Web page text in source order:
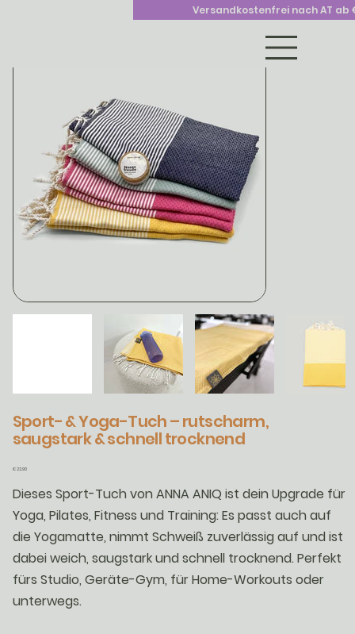
Versandkostenfrei nach AT ab
Sport- & Yoga-Tuch – rutscharm, saugstark & schnell trocknend
Sport- & Yoga-Tuch – rutscharm,
saugstark & schnell trocknend
Preis
€ 22,90
Dieses Sport-Tuch von ANNA ANIQ ist dein Upgrade für
Yoga, Pilates, Fitness und Training: Es passt auch auf
die Yogamatte, nimmt Schweiß zuverlässig auf und ist
dabei weich, saugstark und schnell trocknend. Perfekt
fürs Studio, Geräte-Gym, für Home-Workouts oder
unterwegs.